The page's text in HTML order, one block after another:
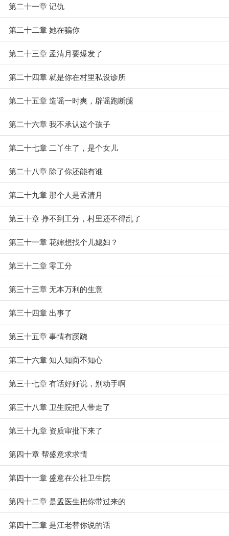
第二十一章 记仇
第二十二章 她在骗你
第二十三章 孟清月要爆发了
第二十四章 就是你在村里私设诊所
第二十五章 造谣一时爽，辟谣跑断腿
第二十六章 我不承认这个孩子
第二十七章 二丫生了，是个女儿
第二十八章 除了你还能有谁
第二十九章 那个人是孟清月
第三十章 挣不到工分，村里还不得乱了
第三十一章 花婶想找个儿媳妇？
第三十二章 零工分
第三十三章 无本万利的生意
第三十四章 出事了
第三十五章 事情有蹊跷
第三十六章 知人知面不知心
第三十七章 有话好好说，别动手啊
第三十八章 卫生院把人带走了
第三十九章 资质审批下来了
第四十章 帮盛意求求情
第四十一章 盛意在公社卫生院
第四十二章 是孟医生把你带过来的
第四十三章 是江老替你说的话